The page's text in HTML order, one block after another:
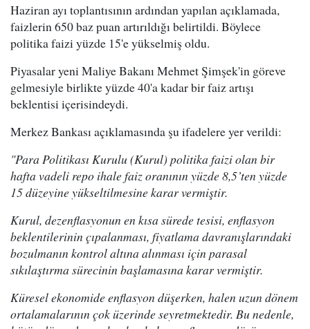
Haziran ayı toplantısının ardından yapılan açıklamada,
faizlerin 650 baz puan artırıldığı belirtildi. Böylece
politika faizi yüzde 15'e yükselmiş oldu.
Piyasalar yeni Maliye Bakanı Mehmet Şimşek'in göreve
gelmesiyle birlikte yüzde 40'a kadar bir faiz artışı
beklentisi içerisindeydi.
Merkez Bankası açıklamasında şu ifadelere yer verildi:
"Para Politikası Kurulu (Kurul) politika faizi olan bir
hafta vadeli repo ihale faiz oranının yüzde 8,5’ten yüzde
15 düzeyine yükseltilmesine karar vermiştir.
Kurul, dezenflasyonun en kısa sürede tesisi, enflasyon
beklentilerinin çıpalanması, fiyatlama davranışlarındaki
bozulmanın kontrol altına alınması için parasal
sıkılaştırma sürecinin başlamasına karar vermiştir.
Küresel ekonomide enflasyon düşerken, halen uzun dönem
ortalamalarının çok üzerinde seyretmektedir. Bu nedenle,